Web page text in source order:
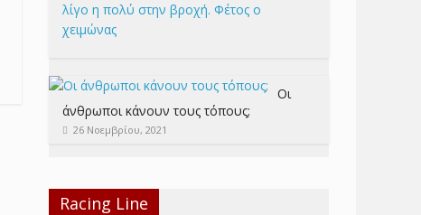
λίγο η πολύ στην βροχή. Φέτος ο
χειμώνας
Οι
άνθρωποι κάνουν τους τόπους;
26 Νοεμβρίου, 2021
Racing Line